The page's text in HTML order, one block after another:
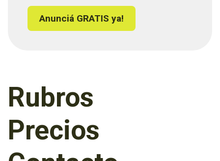
Anunciá GRATIS ya!
Rubros
Precios